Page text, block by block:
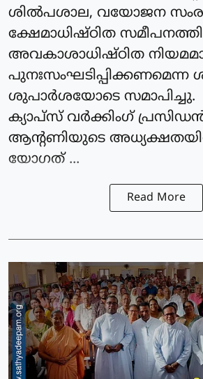
ശിൽപശാല, വയോജന
ക്ഷേമാധിഷ്ഠിത
അവകാശാധിഷ്ഠിത
പുനഃസംഘടിപ്പിക്കണമെന്ന
ശുപാർശയോടെ സമാപിച്ചു.
ക്യാപ്‌സ് വർക്കിംഗ്‌
ആന്റണിയുടെ
യോഗത് ...
Read More